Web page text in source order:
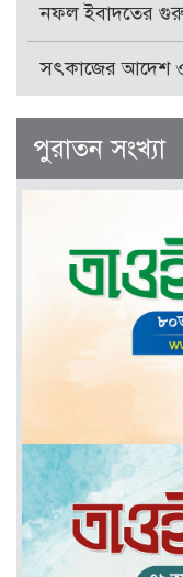
নফল ইবাদতের
সৎকাজের আদেশ
পুরাতন সংখ্যা